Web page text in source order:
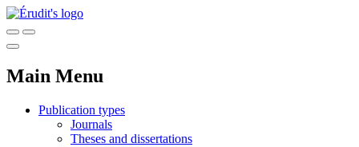
Main Menu
Publication types
Journals
Theses and dissertations